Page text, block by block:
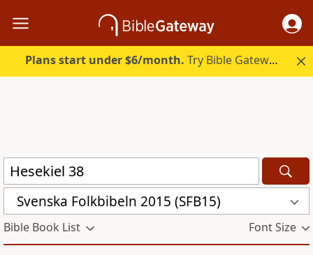
Plans start under $6/month. Try Bible Gateway Plus.
Svenska Folkbibeln 2015 (SFB15)
Bible Book List Font Size